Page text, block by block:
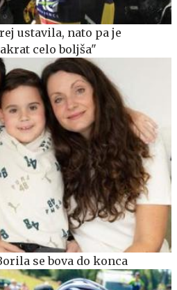
ustavila, nato pa je
celo boljša"
se bova do konca